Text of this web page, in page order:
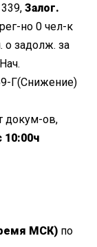
Залог.
но 0 чел-к
о задолж. за
Г(Снижение)
докум-ов,
10:00ч
МСК) по